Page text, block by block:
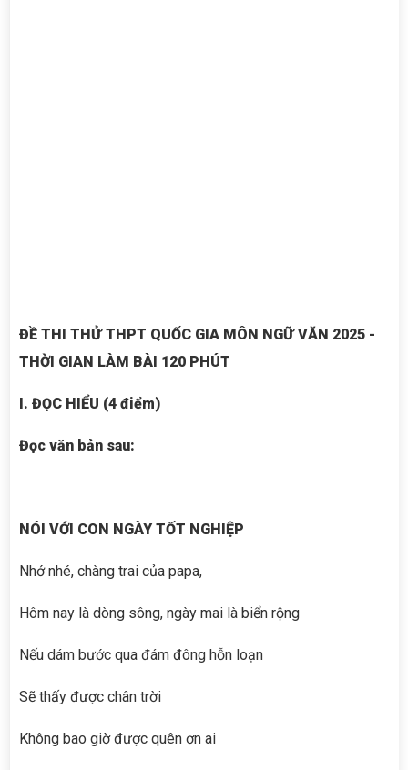
ĐỀ THI THỬ THPT QUỐC GIA MÔN NGỮ VĂN 2025 -
THỜI GIAN LÀM BÀI 120 PHÚT
I. ĐỌC HIỂU (4 điểm)
Đọc văn bản sau:
NÓI VỚI CON NGÀY TỐT NGHIỆP
Nhớ nhé, chàng trai của papa,
Hôm nay là dòng sông, ngày mai là biển rộng
Nếu dám bước qua đám đông hỗn loạn
Sẽ thấy được chân trời
Không bao giờ được quên ơn ai